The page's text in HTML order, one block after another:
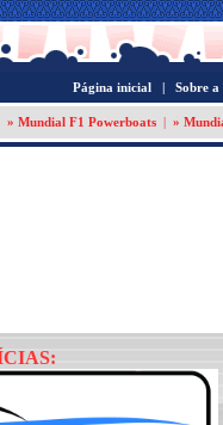
Página inicial | Sobre
» Mundial F1 Powerboats| »